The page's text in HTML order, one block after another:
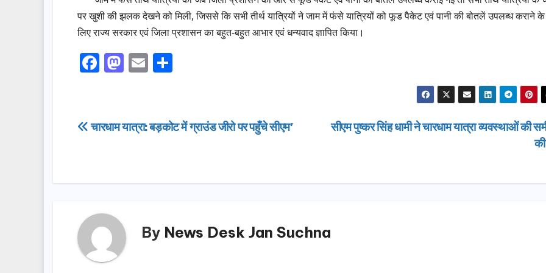
पर खुशी की झलक देखने को मिली, जिससे कि सभी तीर्थ यात्रियों ने जाम में फंसे यात्रियों को फूड पैकेट एवं पानी की बोतलें उपलब्ध कराने के
लिए राज्य सरकार एवं जिला प्रशासन का बहुत-बहुत आभार एवं धन्यवाद ज्ञापित किया।
F
e
o
M
o
n
E
e
Post
सीएम पुष्कर सिंह धामी ने चारधाम यात्रा व्यवस्थाओं की
की
चारधाम यात्रा: बड़कोट में ग्राउंड जीरो पर पहुँचे सीएम’
By News Desk Jan Suchna